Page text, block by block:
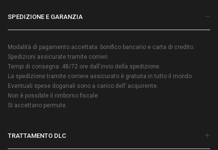
SPEDIZIONE E GARANZIA
Modalità di pagamento accettata: bonifico bancario e carta di credito.
Spedizioni assicurate tramite corrieri.
Tempi di consegna: 48/72 ore dall'invio della spedizione.
La spedizione tramite corriere assicurato è gratuita in tutto il mondo.
Eventuali spese doganali sono a carico dell’ acquirente.
Non è possibile il rimborso fiscale.
Si accettano permute.
TRATTAMENTO DLC